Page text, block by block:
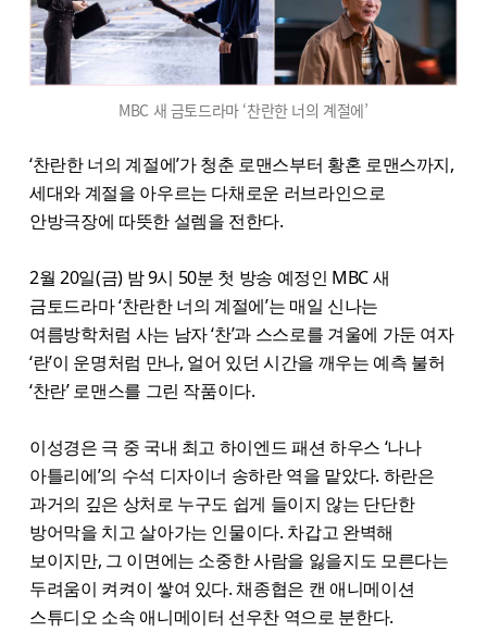
MBC 새 금토드라마 ‘찬란한 너의 계절에’
‘찬란한 너의 계절에’가 청춘 로맨스부터 황혼 로맨스까지,
세대와 계절을 아우르는 다채로운 러브라인으로
안방극장에 따뜻한 설렘을 전한다.
2월 20일(금) 밤 9시 50분 첫 방송 예정인 MBC 새
금토드라마 ‘찬란한 너의 계절에’는 매일 신나는
여름방학처럼 사는 남자 ‘찬’과 스스로를 겨울에 가둔 여자
‘란’이 운명처럼 만나, 얼어 있던 시간을 깨우는 예측 불허
‘찬란’ 로맨스를 그린 작품이다.
이성경은 극 중 국내 최고 하이엔드 패션 하우스 ‘나나
아틀리에’의 수석 디자이너 송하란 역을 맡았다. 하란은
과거의 깊은 상처로 누구도 쉽게 들이지 않는 단단한
방어막을 치고 살아가는 인물이다. 차갑고 완벽해
보이지만, 그 이면에는 소중한 사람을 잃을지도 모른다는
두려움이 켜켜이 쌓여 있다. 채종협은 캔 애니메이션
스튜디오 소속 애니메이터 선우찬 역으로 분한다.